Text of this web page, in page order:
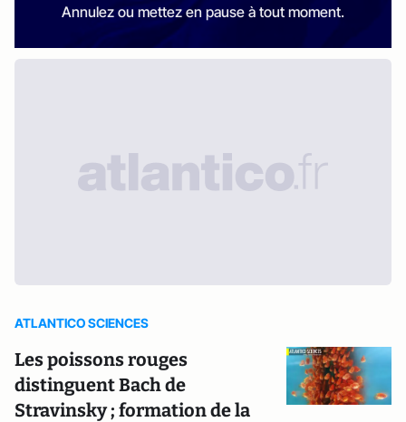
Annulez ou mettez en pause à tout moment.
ATLANTICO SCIENCES
Les poissons rouges
distinguent Bach de
Stravinsky ; formation de la